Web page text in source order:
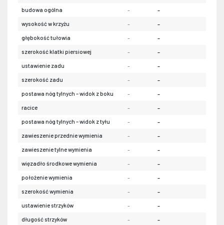
budowa ogólna - -
wysokość w krzyżu - -
głębokość tułowia - -
szerokość klatki piersiowej - -
ustawienie zadu - -
szerokość zadu - -
postawa nóg tylnych – widok z boku - -
racice - -
postawa nóg tylnych – widok z tyłu - -
zawieszenie przednie wymienia - -
zawieszenie tylne wymienia - -
więzadło środkowe wymienia - -
położenie wymienia - -
szerokość wymienia - -
ustawienie strzyków - -
długość strzyków - -